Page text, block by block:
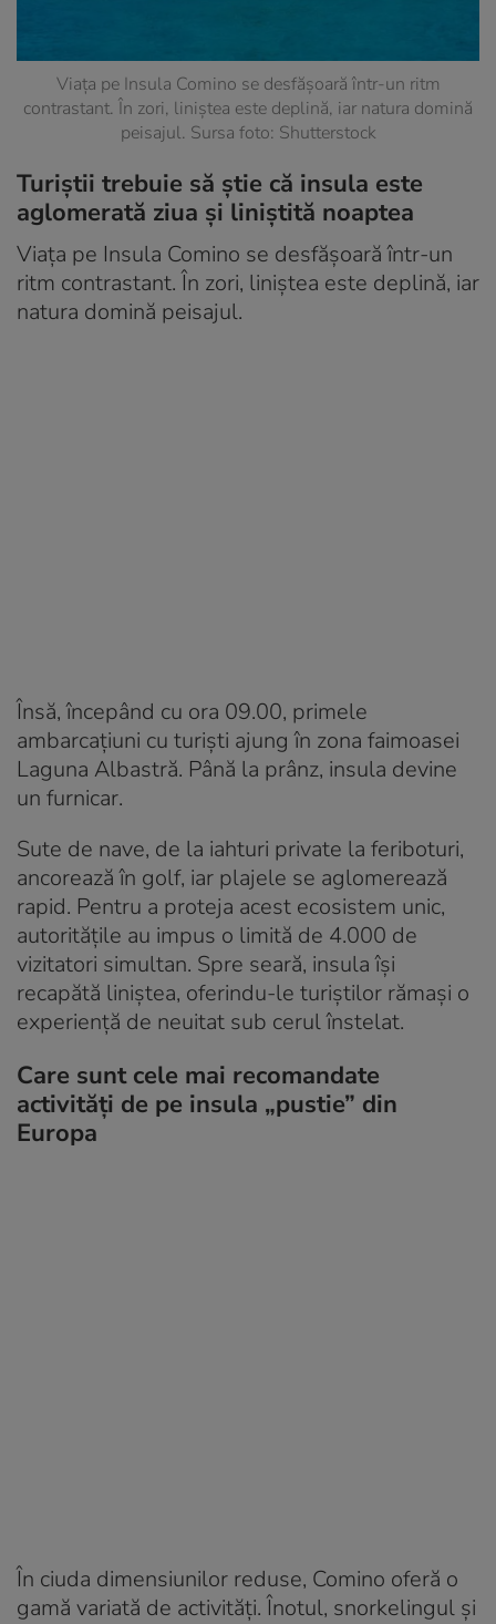
Viața pe Insula Comino se desfășoară într-un ritm
contrastant. În zori, liniștea este deplină, iar natura domină
peisajul. Sursa foto: Shutterstock
Turiștii trebuie să știe că insula este
aglomerată ziua și liniștită noaptea
Viața pe Insula Comino se desfășoară într-un
ritm contrastant. În zori, liniștea este deplină, iar
natura domină peisajul.
Însă, începând cu ora 09.00, primele
ambarcațiuni cu turiști ajung în zona faimoasei
Laguna Albastră. Până la prânz, insula devine
un furnicar.
Sute de nave, de la iahturi private la feriboturi,
ancorează în golf, iar plajele se aglomerează
rapid. Pentru a proteja acest ecosistem unic,
autoritățile au impus o limită de 4.000 de
vizitatori simultan. Spre seară, insula își
recapătă liniștea, oferindu-le turiștilor rămași o
experiență de neuitat sub cerul înstelat.
Care sunt cele mai recomandate
activități de pe insula „pustie” din
Europa
În ciuda dimensiunilor reduse, Comino oferă o
gamă variată de activități. Înotul, snorkelingul și